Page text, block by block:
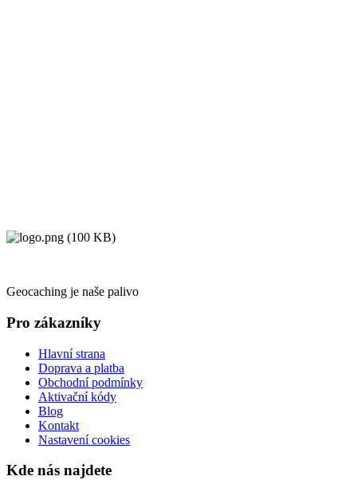
Geocaching je naše palivo
Pro zákazníky
Hlavní strana
Doprava a platba
Obchodní podmínky
Aktivační kódy
Blog
Kontakt
Nastavení cookies
Kde nás najdete